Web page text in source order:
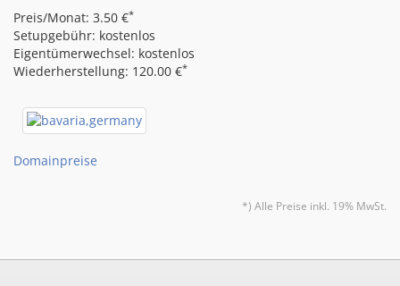
Preis/Monat: 3.50 €*
Setupgebühr: kostenlos
Eigentümerwechsel: kostenlos
Wiederherstellung: 120.00 €*
Domainpreise
*) Alle Preise inkl. 19% MwSt.